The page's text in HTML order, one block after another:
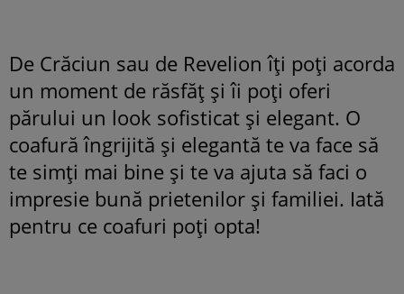
De Crăciun sau de Revelion îți poți acorda
un moment de răsfăț și îi poți oferi
părului un look sofisticat și elegant. O
coafură îngrijită și elegantă te va face să
te simți mai bine și te va ajuta să faci o
impresie bună prietenilor și familiei. Iată
pentru ce coafuri poți opta!